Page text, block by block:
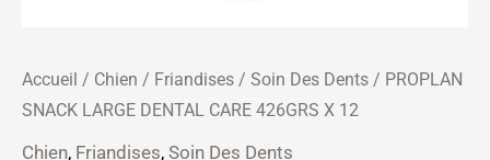
Accueil / Chien / Friandises / Soin Des Dents / PROPLAN
SNACK LARGE DENTAL CARE 426GRS X 12
Chien, Friandises, Soin Des Dents